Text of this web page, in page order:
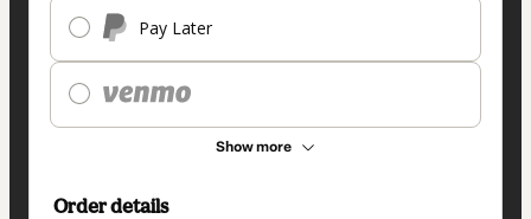
Pay Later
Show more
Order details